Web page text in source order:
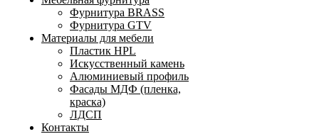
Фурнитура BRASS
Фурнитура GTV
Материалы для мебели
Пластик HPL
Искусственный камень
Алюминиевый профиль
Фасады МДФ (пленка,
краска)
ЛДСП
Контакты